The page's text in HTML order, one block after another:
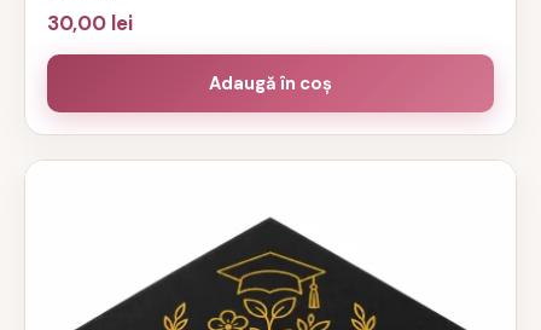
30,00 lei
Adaugă în coș